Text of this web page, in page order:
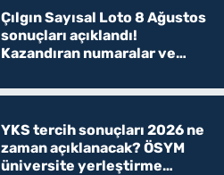
Çılgın Sayısal Loto 8 Ağustos
sonuçları açıklandı!
Kazandıran numaralar ve
YKS tercih sonuçları 2026 ne
zaman açıklanacak? ÖSYM
üniversite yerleştirme